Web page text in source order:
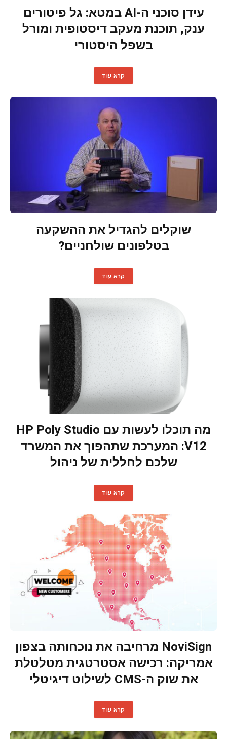
עידן סוכני ה-AI במטא: גל פיטורים
ענק, תוכנת מעקב דיסטופית ומורל
בשפל היסטורי
קרא עוד
שוקלים להגדיל את ההשקעה
בטלפונים שולחניים?
קרא עוד
מה תוכלו לעשות עם HP Poly Studio
V12: המערכת שתהפוך את המשרד
שלכם לחללית של ניהול
קרא עוד
NoviSign מרחיבה את נוכחותה בצפון
אמריקה: רכישה אסטרטגית מטלטלת
את שוק ה-CMS לשילוט דיגיטלי
קרא עוד